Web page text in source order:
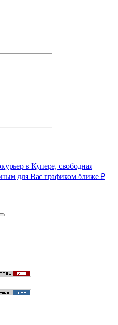
в Купере, свободная
для Вас графиком ближе ₽